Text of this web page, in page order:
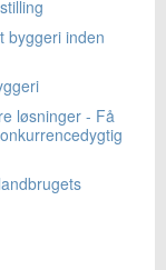
inden
løsninger - Få